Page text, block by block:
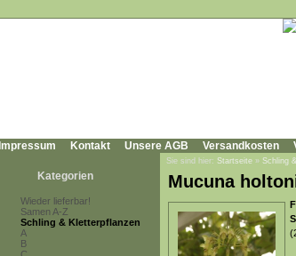
Impressum Kontakt Unsere AGB Versandkosten
Kategorien
Wieder lieferbar!
Samen A-Z
Schling & Kletterpflanzen
A
B
Sie sind hier: Startseite » Schling
Mucuna